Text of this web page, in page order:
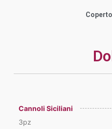
Coperto
Cannoli Siciliani
3pz